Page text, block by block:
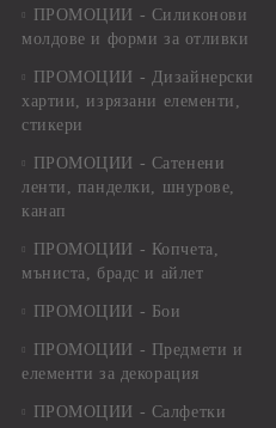
ПРОМОЦИИ - Силиконови
молдове и форми за отливки
ПРОМОЦИИ - Дизайнерски
хартии, изрязани елементи,
стикери
ПРОМОЦИИ - Сатенени
ленти, панделки, шнурове,
канап
ПРОМОЦИИ - Копчета,
мъниста, брадс и айлет
ПРОМОЦИИ - Бои
ПРОМОЦИИ - Предмети и
елементи за декорация
ПРОМОЦИИ - Салфетки